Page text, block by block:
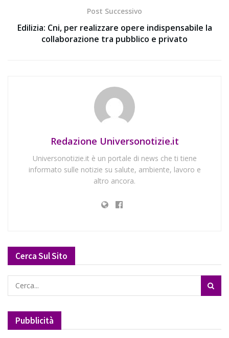
Post Successivo
Edilizia: Cni, per realizzare opere indispensabile la
collaborazione tra pubblico e privato
Redazione Universonotizie.it
Universonotizie.it è un portale di news che ti tiene
informato sulle notizie su salute, ambiente, lavoro e
altro ancora.
Cerca Sul Sito
Pubblicità